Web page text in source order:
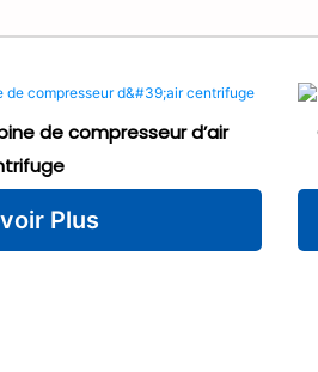
de compresseur d’air
Plus